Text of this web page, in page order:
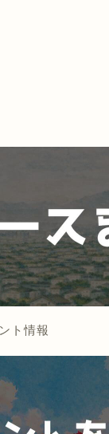
ト情報